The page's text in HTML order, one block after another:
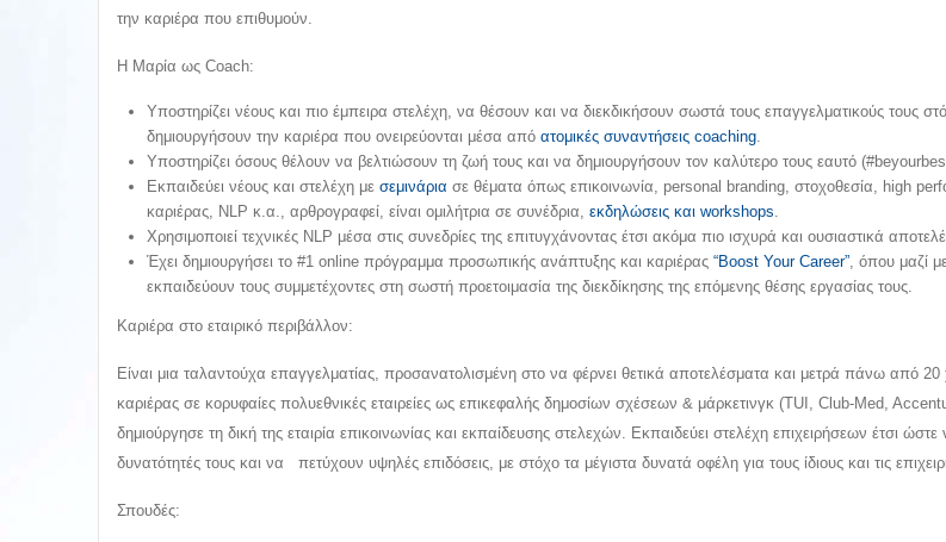
την καριέρα που επιθυμούν.
Η Μαρία ως Coach:
Υποστηρίζει νέους και πιο έμπειρα στελέχη, να θέσουν και να διεκδικήσουν σωστά τους επαγγελματικούς τους
δημιουργήσουν την καριέρα που ονειρεύονται μέσα από ατομικές συναντήσεις coaching.
Υποστηρίζει όσους θέλουν να βελτιώσουν τη ζωή τους και να δημιουργήσουν τον καλύτερο τους εαυτό
Εκπαιδεύει νέους και στελέχη με σεμινάρια σε θέματα όπως επικοινωνία, personal branding, στοχοθεσία, high
καριέρας, NLP κ.α., αρθρογραφεί, είναι ομιλήτρια σε συνέδρια, εκδηλώσεις και workshops.
Χρησιμοποιεί τεχνικές NLP μέσα στις συνεδρίες της επιτυγχάνοντας έτσι ακόμα πιο ισχυρά και ουσιαστικά
Έχει δημιουργήσει το #1 online πρόγραμμα προσωπικής ανάπτυξης και καριέρας “Boost Your Career”, όπου μαζί
εκπαιδεύουν τους συμμετέχοντες στη σωστή προετοιμασία της διεκδίκησης της επόμενης θέσης εργασίας τους.
Καριέρα στο εταιρικό περιβάλλον:
Είναι μια ταλαντούχα επαγγελματίας, προσανατολισμένη στο να φέρνει θετικά αποτελέσματα και μετρά πάνω από 20
καριέρας σε κορυφαίες πολυεθνικές εταιρείες ως επικεφαλής δημοσίων σχέσεων & μάρκετινγκ (TUI, Club-Med,
δημιούργησε τη δική της εταιρία επικοινωνίας και εκπαίδευσης στελεχών. Εκπαιδεύει στελέχη επιχειρήσεων έτσι ώστε
δυνατότητές τους και να πετύχουν υψηλές επιδόσεις, με στόχο τα μέγιστα δυνατά οφέλη για τους ίδιους και τις
Σπουδές: